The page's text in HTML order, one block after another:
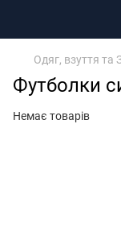
Одяг, взуття та
Футболки
Немає товарів